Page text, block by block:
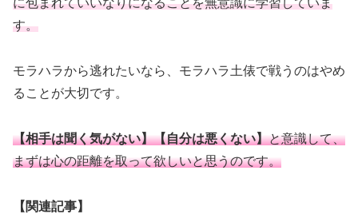
に包まれていいなりになることを無意識に学習していま
す。
モラハラから逃れたいなら、モラハラ土俵で戦うのはやめ
ることが大切です。
【相手は聞く気がない】【自分は悪くない】と意識して、
まずは心の距離を取って欲しいと思うのです。
【関連記事】